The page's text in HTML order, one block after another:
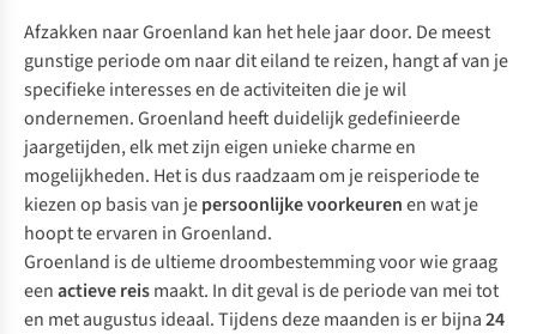
Afzakken naar Groenland kan het hele jaar door. De meest
gunstige periode om naar dit eiland te reizen, hangt af van je
specifieke interesses en de activiteiten die je wil
ondernemen. Groenland heeft duidelijk gedefinieerde
jaargetijden, elk met zijn eigen unieke charme en
mogelijkheden. Het is dus raadzaam om je reisperiode te
kiezen op basis van jepersoonlijke voorkeurenen wat je
hoopt te ervaren in Groenland.
Groenland is de ultieme droombestemming voor wie graag
eenactieve reismaakt. In dit geval is de periode van mei tot
en met augustus ideaal. Tijdens deze maanden is er bijna24